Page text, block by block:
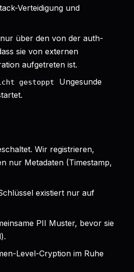
Verteidigung und
über den von der auth-
sie von externen
aufgetreten ist.
gestoppt
Ungesunde
Wir registrieren,
nur Metadaten (Timestamp,
existiert nur auf
PII Muster, bevor sie
Level-Cryption im Ruhe